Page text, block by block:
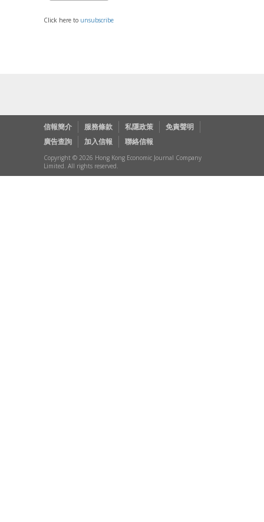
Click here to unsubscribe
信報簡介 服務條款 私隱政策
免責聲明
廣告查詢
加入信報 聯絡信報
Copyright © 2026 Hong Kong Economic Journal Company
Limited. All rights reserved.